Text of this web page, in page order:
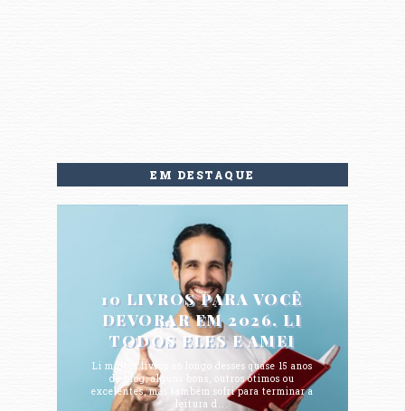
EM DESTAQUE
10 LIVROS PARA VOCÊ
DEVORAR EM 2026. LI
TODOS ELES E AMEI
Li muitos livros ao longo desses quase 15 anos
de blog; alguns bons, outros ótimos ou
excelentes, mas também sofri para terminar a
leitura d...